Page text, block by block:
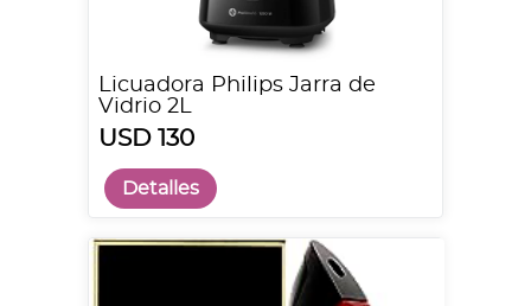
Licuadora Philips Jarra de
Vidrio 2L
USD 130
Detalles